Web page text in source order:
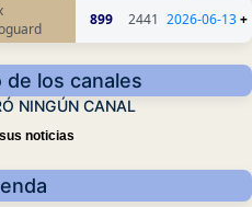
899 2441 2026-06-13+
de los canales
NINGÚN CANAL
noticias